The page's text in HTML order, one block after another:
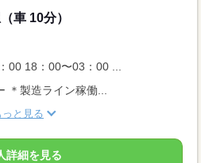
車 10分）
00 18：00〜03：00 ...
＊製造ライン稼働...
っと見る
詳細を見る